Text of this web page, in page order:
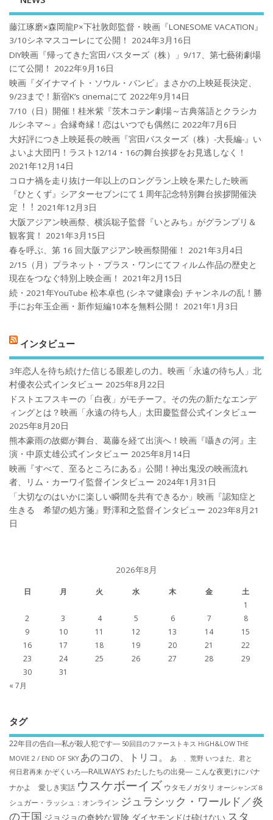
藤江琢磨×森岡龍P×下社敦郎監督・映画『LONESOME VACATION』
3/10シネマスコーレにて公開！
2024年3月16日
DIY映画『帰ってきた宮田バスターズ（株）」9/17、第七藝術劇場
にて公開！
2022年9月16日
映画『ダイナマイト・ソウル・バンビ』まさかの上映延長決定、
9/23まで！新宿K’s cinemaにて 2022年9月14日
7/10（日）開催！桂米紫『茨木コテン劇場～古典落語とクラシカ
ルシネマ～』合縁奇縁！恋はいつでも偶然に 2022年7月6日
大好評につき上映延長の映画『宮田バスターズ（株）-大長編-』い
よいよ大団円！ラスト12/14・16の舞台挨拶をお見逃しなく！
2021年12月14日
コロナ禍を⾛り抜け⼀年以上のロングラン上映を果たした映画
『ひとくず』シアターセブンにて１周年記念特別舞台挨拶開催決
定︕︕ 2021年12月3日
大阪アジアン映画祭、横浜聡子監督『いとみち』がグランプリ＆
観客賞！
2021年3月15日
春を呼ぶ、第 16 回大阪アジアン映画祭開催！
2021年3月4日
2/15（月）プラネット・プラス・ワンにてフィルム作品の歴史と
現在をつなぐ特別上映企画！
2021年2月15日
続・2021年YouTube 松本卓也 (シネマ健康会) チャンネルの乱！勝
手にお年玉企画・新作短編10本を無料公開！
2021年1月3日
インタビュー
3年恋人を待ち続けた信じる眼差しの力。映画「永遠の待ち人」北
村優衣公式インタビュー 2025年8月22日
ドストエフスキーの「白夜」がモチーフ。その先の新たなエンデ
ィングとは？映画「永遠の待ち人」太田慶監督公式インタビュー
2025年8月20日
熊本豪雨の故郷が舞台、葛藤を経て出演へ！映画『囁きの河』主
演・中原丈雄公式インタビュー 2025年8月14日
映画『すべて、至るところにある』公開！神出鬼没の映画流れ
者、リム・カーワイ監督インタビュー 2024年1月31日
「大切なのはいかに楽しい瞬間を共有できるか」映画『認知症と
生きる 希望の処方箋』野澤和之監督インタビュー 2023年8月21
日
2026年8月
日 月 火 水 木 金
土
1
2
3 4 5 6 7
8
9
10 11 12 13 14
15
16
17 18 19 20 21
22
23
24 25 26 27 28
29
30
31
« 7月
タグ
22年目の告白―私が殺人犯です― 50回目のファーストキス HiGH&LOW THE
MOVIE 2 / END OF SKY あのコの、トリコ。 あゝ、荒野 いつまた、君と
何日君再来 かぞくいろ―RAILWAYS わたしたちの出発― こんな夜更けにバナ
ナかよ 愛しき実話 ウスケボーイズ ウタモノガタリ オーシャンズ８
シュガー・ラッシュ：オ​ンライン ジュラシック・ワールド／炎
の王国 ジョジョの奇妙な冒険 ダイヤモンドは砕けない スタ